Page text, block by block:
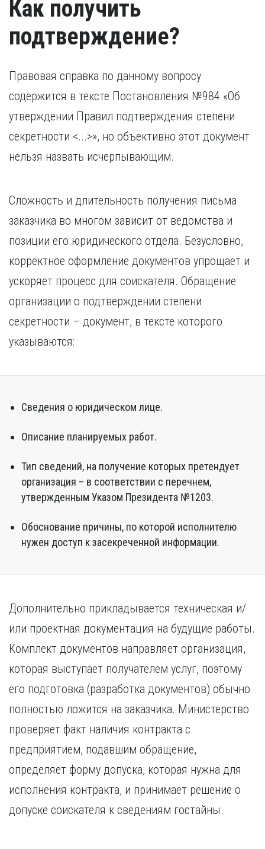
Как получить
подтверждение?
Правовая справка по данному вопросу
содержится в тексте Постановления №984 «Об
утверждении Правил подтверждения степени
секретности <...>», но объективно этот документ
нельзя назвать исчерпывающим.
Сложность и длительность получения письма
заказчика во многом зависит от ведомства и
позиции его юридического отдела. Безусловно,
корректное оформление документов упрощает и
ускоряет процесс для соискателя. Обращение
организации о подтверждении степени
секретности – документ, в тексте которого
указываются:
Сведения о юридическом лице.
Описание планируемых работ.
Тип сведений, на получение которых претендует
организация – в соответствии с перечнем,
утвержденным Указом Президента №1203.
Обоснование причины, по которой исполнителю
нужен доступ к засекреченной информации.
Дополнительно прикладывается техническая и/
или проектная документация на будущие работы.
Комплект документов направляет организация,
которая выступает получателем услуг, поэтому
его подготовка (разработка документов) обычно
полностью ложится на заказчика. Министерство
проверяет факт наличия контракта с
предприятием, подавшим обращение,
определяет форму допуска, которая нужна для
исполнения контракта, и принимает решение о
допуске соискателя к сведениям гостайны.